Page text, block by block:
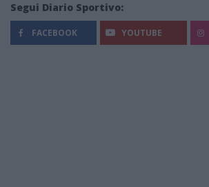
Segui Diario Sportivo:
FACEBOOK YOUTUBE